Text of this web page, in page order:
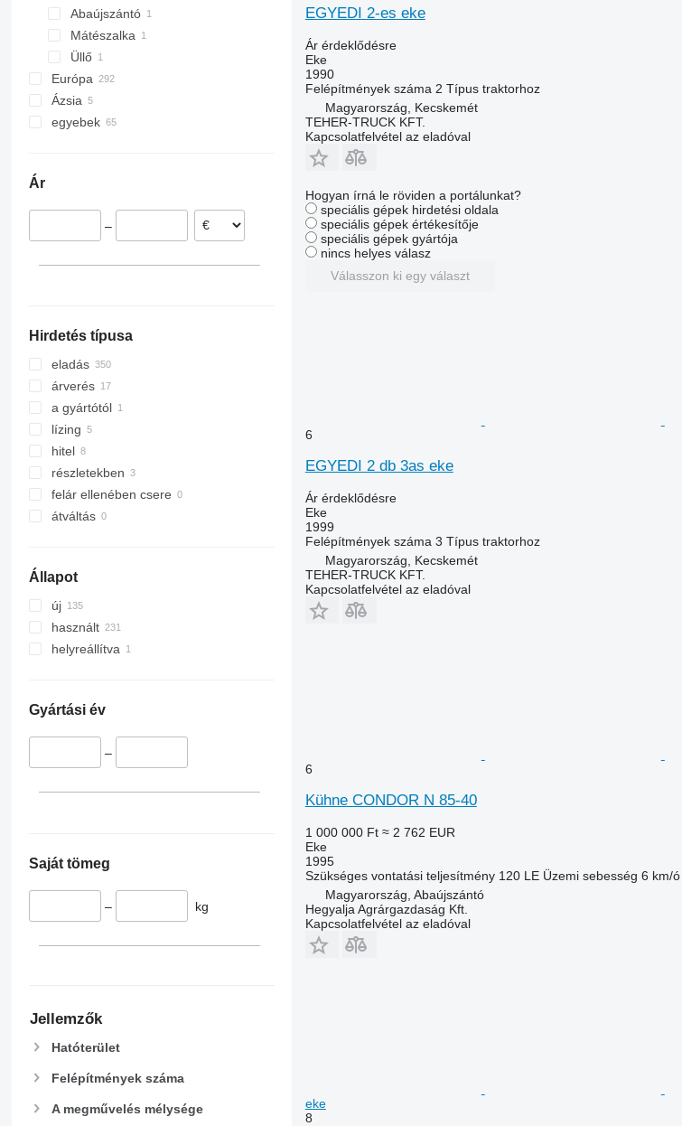
Abaújszántó
Mátészalka
Üllő
Európa
Lengyelország
Ausztria
Svédország
Ázsia
Tadzsikisztán
egyebek
Ár
–
Hirdetés típusa
eladás
árverés
a gyártótól
lízing
hitel
részletekben
felár ellenében csere
átváltás
Állapot
új
használt
helyreállítva
Gyártási év
–
Saját tömeg
– kg
Jellemzők
Hatóterület
Felépítmények száma
A megművelés mélysége
EGYEDI 2-es eke
Ár érdeklődésre
Eke
1990
Felépítmények száma 2 Típus traktorhoz
Magyarország, Kecskemét
TEHER-TRUCK KFT.
Kapcsolatfelvétel az eladóval
Hogyan írná le röviden a portálunkat?
speciális gépek hirdetési oldala
speciális gépek értékesítője
speciális gépek gyártója
nincs helyes válasz
Válasszon ki egy választ
6
EGYEDI 2 db 3as eke
Ár érdeklődésre
Eke
1999
Felépítmények száma 3 Típus traktorhoz
Magyarország, Kecskemét
TEHER-TRUCK KFT.
Kapcsolatfelvétel az eladóval
6
Kühne CONDOR N 85-40
1 000 000 Ft ≈ 2 762 EUR
Eke
1995
Szükséges vontatási teljesítmény 120 LE Üzemi sebesség 6 km/ó
Magyarország, Abaújszántó
Hegyalja Agrárgazdaság Kft.
Kapcsolatfelvétel az eladóval
eke
8